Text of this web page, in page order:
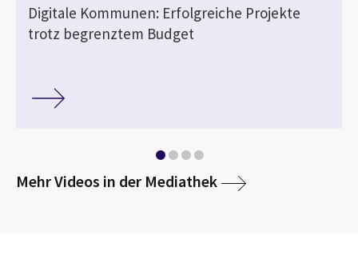
Digitale Kommunen: Erfolgreiche Projekte
trotz begrenztem Budget
Mehr Videos in der Mediathekmedia